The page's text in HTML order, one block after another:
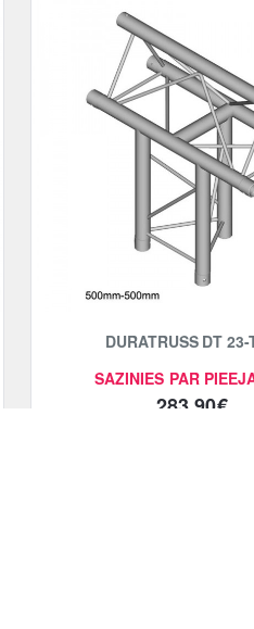
SAZINIES PAR
DURATRUSS DT 23-
283.90€